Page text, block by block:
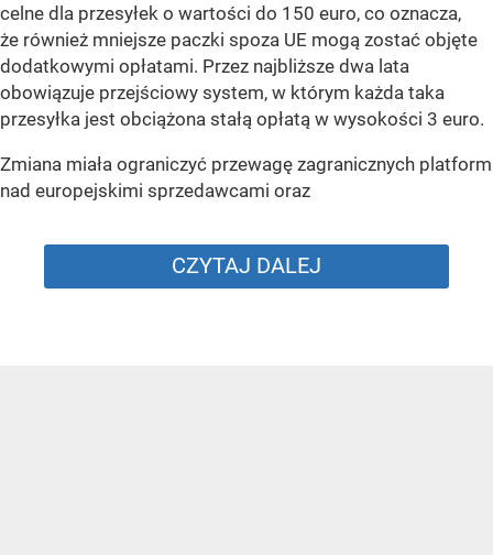
celne dla przesyłek o wartości do 150 euro, co oznacza,
że również mniejsze paczki spoza UE mogą zostać objęte
dodatkowymi opłatami. Przez najbliższe dwa lata
obowiązuje przejściowy system, w którym każda taka
przesyłka jest obciążona stałą opłatą w wysokości 3 euro.
Zmiana miała ograniczyć przewagę zagranicznych platform
nad europejskimi sprzedawcami oraz
CZYTAJ DALEJ